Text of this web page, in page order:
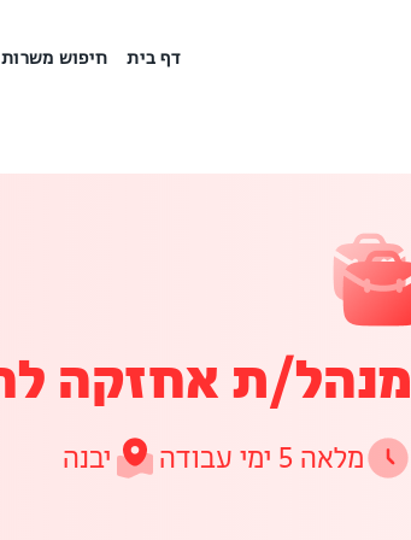
דף בית חיפוש משרות
מנהל/ת אחזקה
מלאה 5 ימי עבודה יבנה